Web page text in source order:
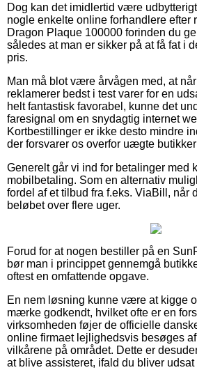
Dog kan det imidlertid være
nogle enkelte online forhandlere efter
Dragon Plaque 100000 forinden du
således at man er sikker på at få fat i
pris.
Man må blot være årvågen med, at
reklamerer bedst i test varer for en
helt fantastisk favorabel, kunne det
faresignal om en snydagtig internet
Kortbestillinger er ikke desto mindre
der forsvarer os overfor uægte
Generelt går vi ind for betalinger med
mobilbetaling. Som en alternativ
fordel af et tilbud fra f.eks. ViaBill, når
beløbet over flere uger.
Forud for at nogen bestiller på en
bør man i princippet gennemgå
oftest en omfattende opgave.
En nem løsning kunne være at kigge
mærke godkendt, hvilket ofte er en
virksomheden føjer de officielle
online firmaet lejlighedsvis besøges
vilkårene på området. Dette er
at blive assisteret, ifald du bliver